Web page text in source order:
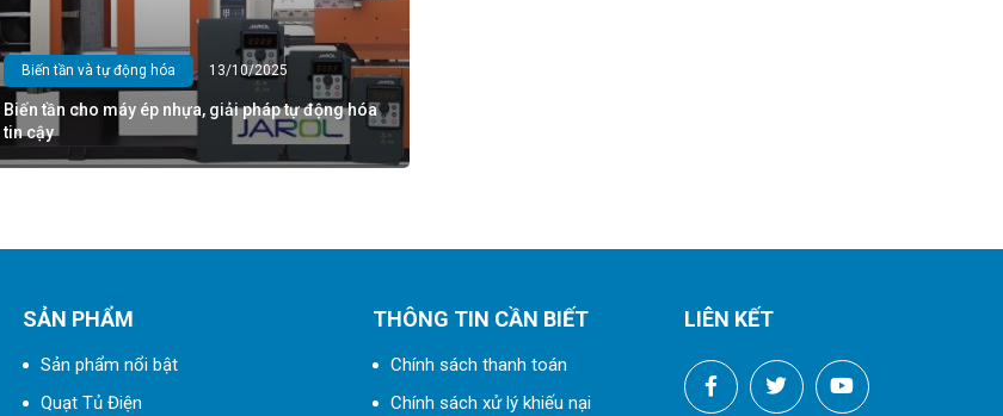
Biến tần và tự động hóa 13/10/2025
Biến tần cho máy ép nhựa, giải pháp tự động hóa
tin cậy
SẢN PHẨM
Sản phẩm nổi bật
Quạt Tủ Điện
THÔNG TIN CẦN BIẾT
Chính sách thanh toán
Chính sách xử lý khiếu nại
LIÊN KẾT